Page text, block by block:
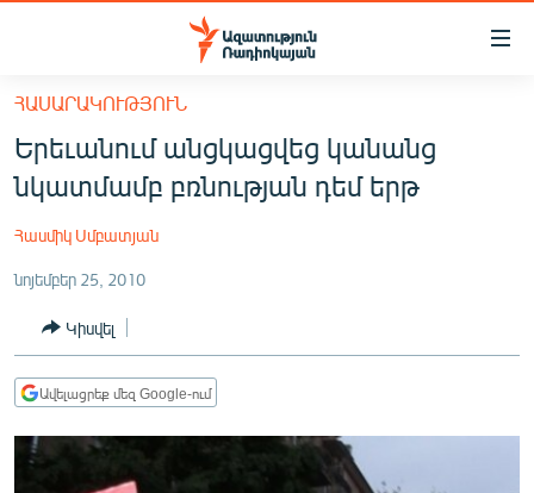
Մատչելիության
հիմնական
բովանդակությանը
Անցնել
հիմնական
մենյուին
ՀԱՅԱՍՏԱՆ
ՔԱՂԱՔԱԿԱՆ
ԸՆՏՐՈՒԹՅՈՒՆՆԵՐ 2026
ԻՐԱՎՈՒՆՔ
ՀԱՍԱՐԱԿՈՒԹՅՈՒՆ
ՏՆՏԵՍՈՒԹՅՈՒՆ
ՊԱՏԵՐԱԶՄԻ 6 ՇԱԲԱԹՆԵՐԸ
ՀԱՍԱՐԱԿՈՒԹՅՈՒՆ
Երեւանում անցկացվեց կանանց
նկատմամբ բռնության դեմ երթ
Հասմիկ Սմբատյան
նոյեմբեր 25, 2010
Կիսվել
Ավելացրեք մեզ Google-ում